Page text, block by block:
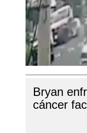
Bryan
cáncer